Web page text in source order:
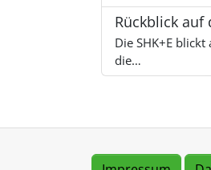
Rückblick auf
Die SHK+E
die…